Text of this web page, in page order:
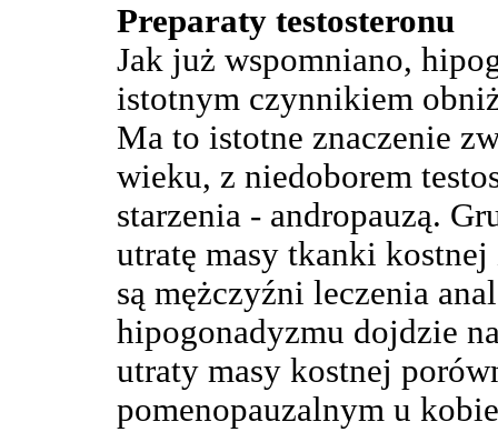
Preparaty testosteronu
Jak już wspomniano,
istotnym czynnikiem
Ma to istotne znaczenie
wieku, z niedoborem
starzenia - andropauzą.
utratę masy tkanki
są mężczyźni leczenia
hipogonadyzmu dojdzie
utraty masy kostnej
pomenopauzalnym u